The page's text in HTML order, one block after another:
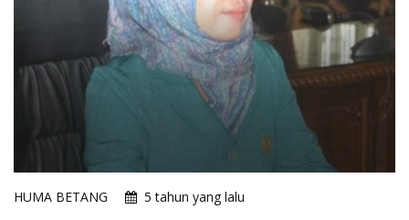
HUMA BETANG
5 tahun yang lalu